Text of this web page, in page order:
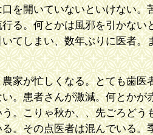
を開いていないといけない。
る。何とかは風邪を引かない
てしまい、数年ぶりに医者。
家が忙しくなる。とても歯医
。患者さんが激減。何とかが
。こりゃ秋か、、先ごろどう
。その点医者は混んでいる。